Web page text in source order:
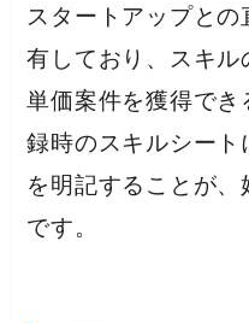
スタートアップと
有しており、スキ
単価案件を獲得で
録時のスキルシー
を明記することが
です。